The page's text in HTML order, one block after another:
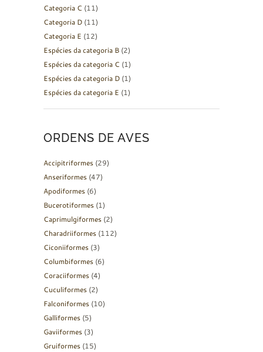
Categoria C (11)
Categoria D (11)
Categoria E (12)
Espécies da categoria B (2)
Espécies da categoria C (1)
Espécies da categoria D (1)
Espécies da categoria E (1)
ORDENS DE AVES
Accipitriformes (29)
Anseriformes (47)
Apodiformes (6)
Bucerotiformes (1)
Caprimulgiformes (2)
Charadriiformes (112)
Ciconiiformes (3)
Columbiformes (6)
Coraciiformes (4)
Cuculiformes (2)
Falconiformes (10)
Galliformes (5)
Gaviiformes (3)
Gruiformes (15)